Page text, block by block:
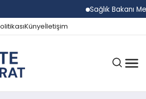
Sağlık Bakanı
Künyeİletişim